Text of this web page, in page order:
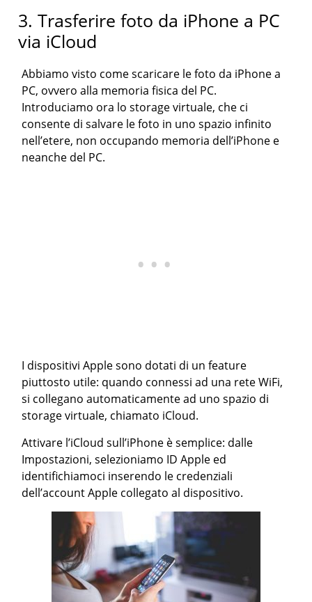
3. Trasferire foto da iPhone a PC
via iCloud
Abbiamo visto come scaricare le foto da iPhone a
PC, ovvero alla memoria fisica del PC.
Introduciamo ora lo storage virtuale, che ci
consente di salvare le foto in uno spazio infinito
nell’etere, non occupando memoria dell’iPhone e
neanche del PC.
I dispositivi Apple sono dotati di un feature
piuttosto utile: quando connessi ad una rete WiFi,
si collegano automaticamente ad uno spazio di
storage virtuale, chiamato iCloud.
Attivare l’iCloud sull’iPhone è semplice: dalle
Impostazioni, selezioniamo ID Apple ed
identifichiamoci inserendo le credenziali
dell’account Apple collegato al dispositivo.